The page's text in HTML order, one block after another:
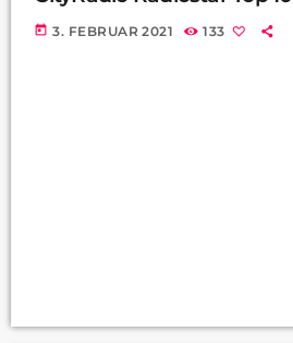
today 3. FEBRUAR 2021 133